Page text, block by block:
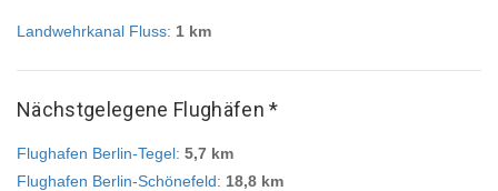
Landwehrkanal Fluss: 1 km
Nächstgelegene Flughäfen *
Flughafen Berlin-Tegel: 5,7 km
Flughafen Berlin-Schönefeld: 18,8 km